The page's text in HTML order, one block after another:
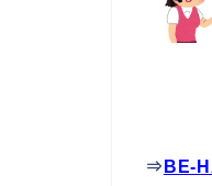
⇒ BE-